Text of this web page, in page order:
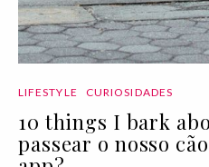
LIFESTYLE CURIOSIDADES
10 things I bark
passear o nosso